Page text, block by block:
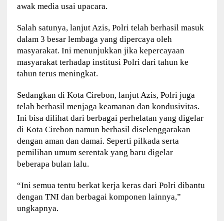
awak media usai upacara.
Salah satunya, lanjut Azis, Polri telah berhasil masuk
dalam 3 besar lembaga yang dipercaya oleh
masyarakat. Ini menunjukkan jika kepercayaan
masyarakat terhadap institusi Polri dari tahun ke
tahun terus meningkat.
Sedangkan di Kota Cirebon, lanjut Azis, Polri juga
telah berhasil menjaga keamanan dan kondusivitas.
Ini bisa dilihat dari berbagai perhelatan yang digelar
di Kota Cirebon namun berhasil diselenggarakan
dengan aman dan damai. Seperti pilkada serta
pemilihan umum serentak yang baru digelar
beberapa bulan lalu.
“Ini semua tentu berkat kerja keras dari Polri dibantu
dengan TNI dan berbagai komponen lainnya,”
ungkapnya.